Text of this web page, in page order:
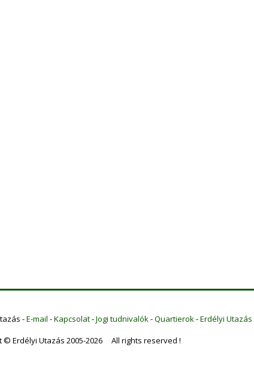
-E-mail -Kapcsolat-Jogi tudnivalók-Quartierok-Erdélyi Utazás
© Erdélyi Utazás 2005-2026 All rights reserved !